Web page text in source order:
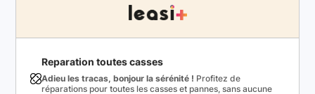
Reparation toutes casses
Adieu les tracas, bonjour la sérénité ! Profitez de
réparations pour toutes les casses et pannes, sans aucune